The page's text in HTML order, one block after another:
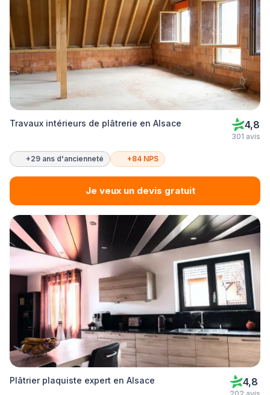
Travaux intérieurs de plâtrerie en Alsace 4,8
301 avis
+29 ans d'ancienneté +84 NPS
Je veux un devis gratuit
Plâtrier plaquiste expert en Alsace 4,8